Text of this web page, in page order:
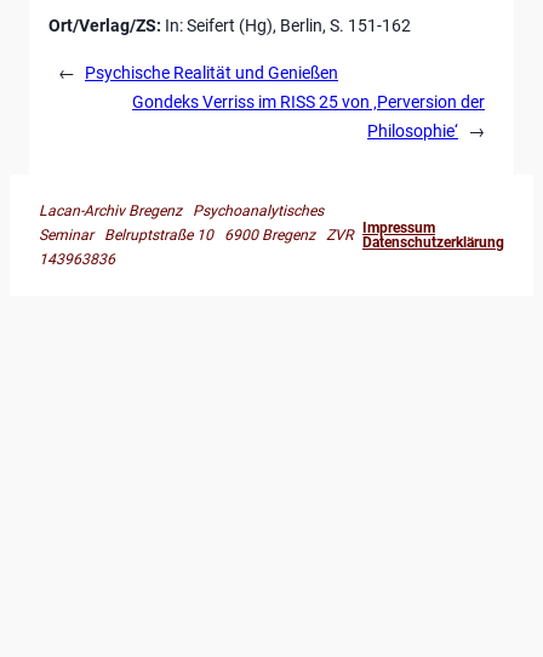
Ort/Verlag/ZS: In: Seifert (Hg), Berlin, S. 151-162
←
Psychische Realität und Genießen
Gondeks Verriss im RISS 25 von ‚Perversion der
Philosophie‘
→
Lacan-Archiv Bregenz Psychoanalytisches
Seminar Belruptstraße 10 6900 Bregenz ZVR
143963836
Impressum
Datenschutzerklärung